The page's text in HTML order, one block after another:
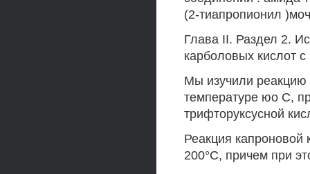
(2-тиапропионил
Глава II. Раздел 2.
карболовых кислот
Мы изучили реакцию
температуре юо С,
трифторуксусной
Реакция капроновой
200°С, причем при